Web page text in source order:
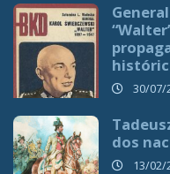
30/07/
dos
13/02/